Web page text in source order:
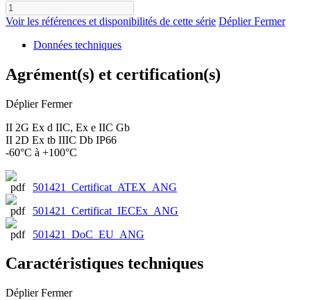
Voir les références et disponibilités de cette série Déplier Fermer
Données techniques
Agrément(s) et certification(s)
Déplier Fermer
II 2G Ex d IIC, Ex e IIC Gb
II 2D Ex tb IIIC Db IP66
-60°C à +100°C
501421_Certificat_ATEX_ANG
501421_Certificat_IECEx_ANG
501421_DoC_EU_ANG
Caractéristiques techniques
Déplier Fermer